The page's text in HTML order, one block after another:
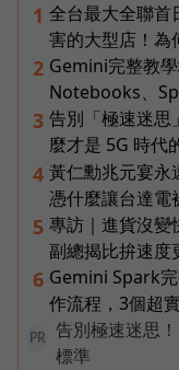
1 全台最大全聯首
害的大型店！為
2 Gemini完整教
Notebooks、
3 告別「極速迷
麼才是 5G 時代
4 黃仁勳兆元宴永
憑什麼讓台達電
5 專訪｜進貨沒
副總揭比拚速度
6 Gemini Spark
作流程，3個超
PR
告別極速迷思
標準